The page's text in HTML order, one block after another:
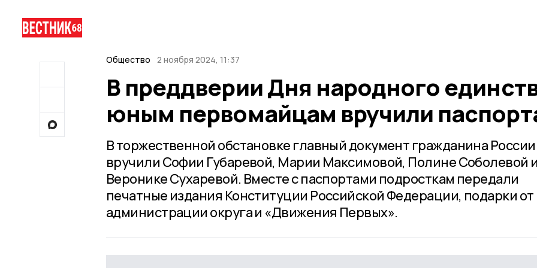
Общество 2 ноября 2024, 11:37
В преддверии Дня народного
юным первомайцам вручили
В торжественной обстановке главный документ гражданина России
вручили Софии Губаревой, Марии Максимовой, Полине Соболевой и
Веронике Сухаревой. Вместе с паспортами подросткам передали
печатные издания Конституции Российской Федерации, подарки от
администрации округа и «Движения Первых».